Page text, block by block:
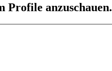
Profile anzuschauen.